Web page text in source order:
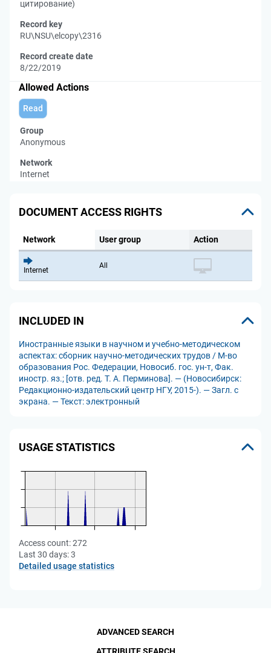
цитирование)
Record key
RU\NSU\elcopy\2316
Record create date
8/22/2019
Allowed Actions
Read
Group
Anonymous
Network
Internet
DOCUMENT ACCESS RIGHTS
Network User group Action
Internet
All
INCLUDED IN
Иностранные языки в научном и учебно-методическом
аспектах: сборник научно-методических трудов / М-во
образования Рос. Федерации, Новосиб. гос. ун-т, Фак.
иностр. яз.; [отв. ред. Т. А. Перминова]. — (Новосибирск:
Редакционно-издательский центр НГУ, 2015-). — Загл. с
экрана. — Текст: электронный
USAGE STATISTICS
Access count:272
Last 30 days:3
Detailed usage statistics
ADVANCED SEARCH